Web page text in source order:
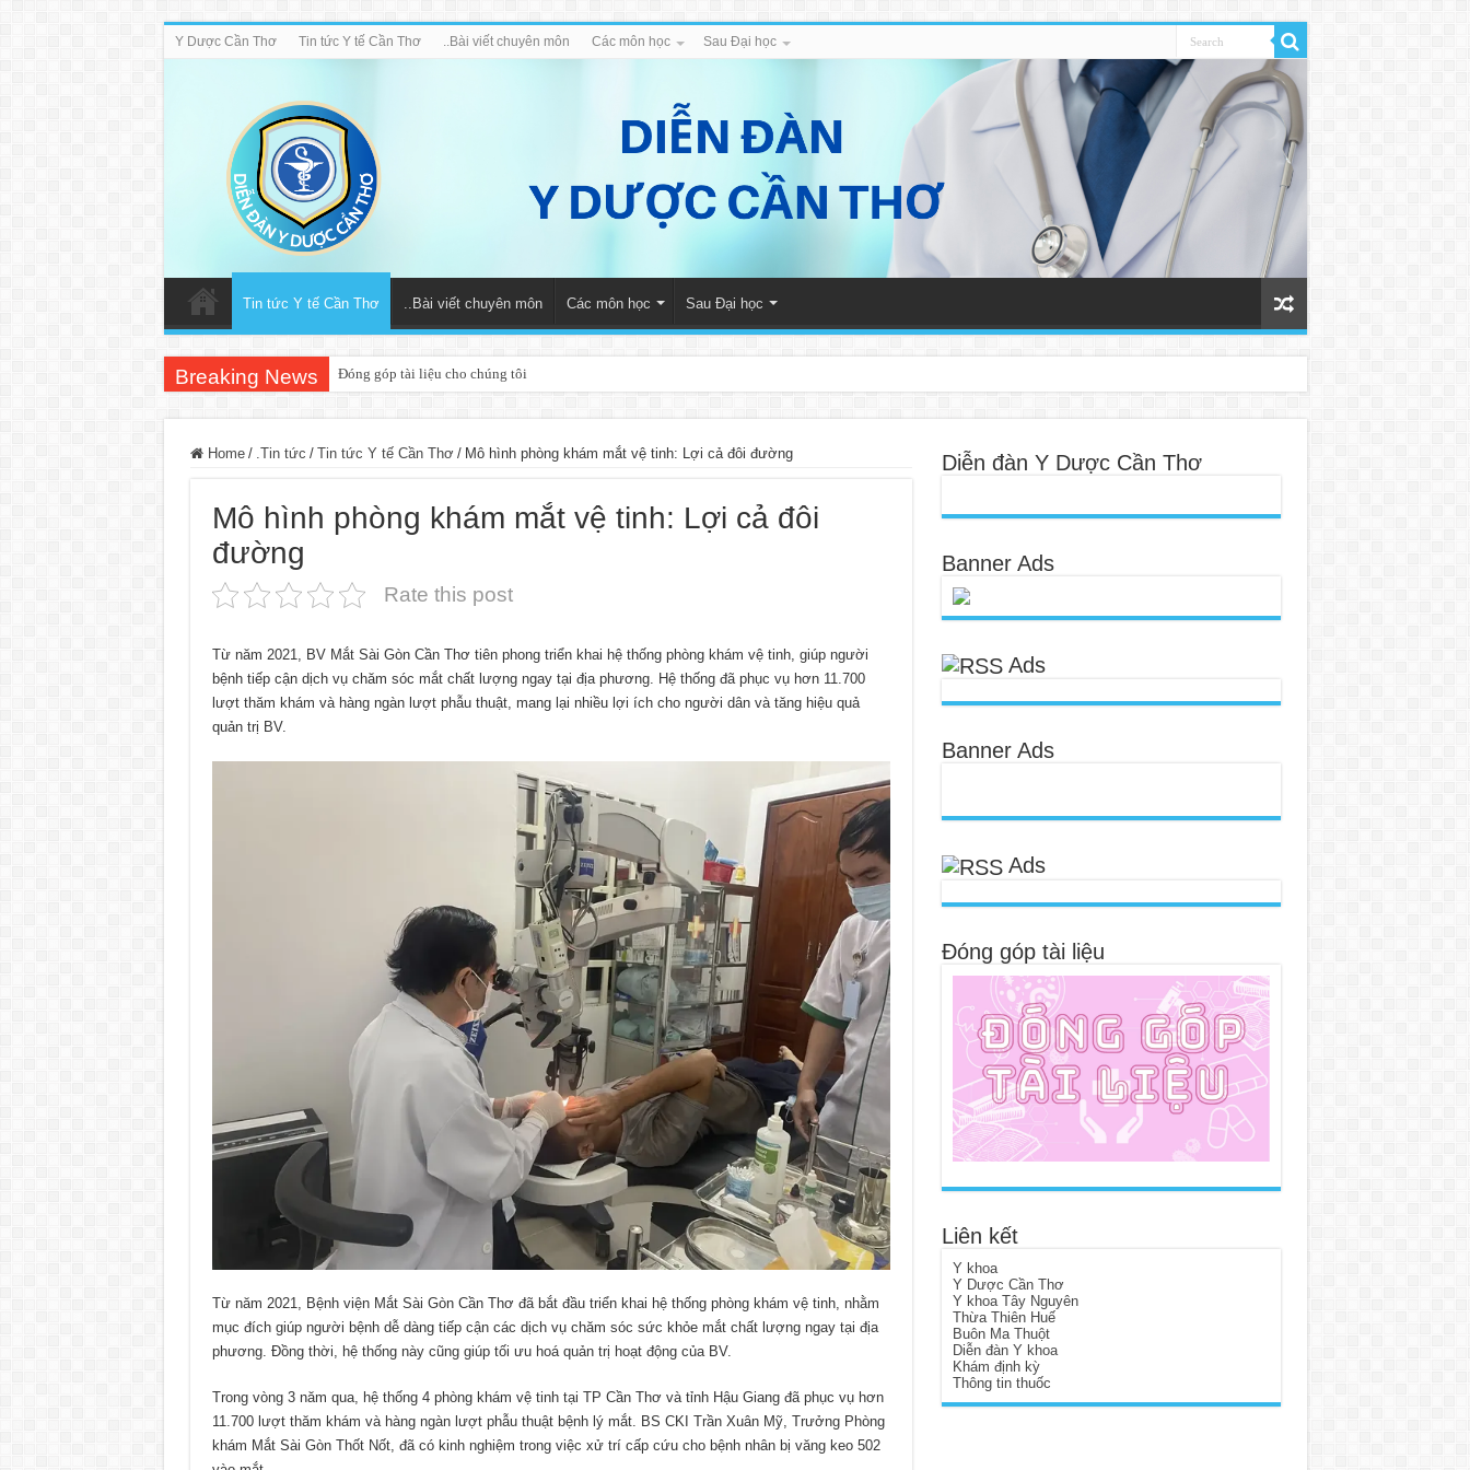
Y Dược Cần Thơ Tin tức Y tế Cần Thơ ..Bài viết chuyên môn Các môn học Sau Đại học
Tin tức Y tế Cần Thơ ..Bài viết chuyên môn Các môn học Sau Đại học
Breaking News Đóng góp tài liệu cho chúng tôi
Home / .Tin tức / Tin tức Y tế Cần Thơ / Mô hình phòng khám mắt vệ tinh: Lợi cả đôi đường
Mô hình phòng khám mắt vệ tinh: Lợi cả đôi
đường
Rate this post
Từ năm 2021, BV Mắt Sài Gòn Cần Thơ tiên phong triển khai hệ thống phòng khám vệ tinh, giúp người
bệnh tiếp cận dịch vụ chăm sóc mắt chất lượng ngay tại địa phương. Hệ thống đã phục vụ hơn 11.700
lượt thăm khám và hàng ngàn lượt phẫu thuật, mang lại nhiều lợi ích cho người dân và tăng hiệu quả
quản trị BV.
Từ năm 2021, Bệnh viện Mắt Sài Gòn Cần Thơ đã bắt đầu triển khai hệ thống phòng khám vệ tinh, nhằm
mục đích giúp người bệnh dễ dàng tiếp cận các dịch vụ chăm sóc sức khỏe mắt chất lượng ngay tại địa
phương. Đồng thời, hệ thống này cũng giúp tối ưu hoá quản trị hoạt động của BV.
Trong vòng 3 năm qua, hệ thống 4 phòng khám vệ tinh tại TP Cần Thơ và tỉnh Hậu Giang đã phục vụ hơn
11.700 lượt thăm khám và hàng ngàn lượt phẫu thuật bệnh lý mắt. BS CKI Trần Xuân Mỹ, Trưởng Phòng
khám Mắt Sài Gòn Thốt Nốt, đã có kinh nghiệm trong việc xử trí cấp cứu cho bệnh nhân bị văng keo 502
Diễn đàn Y Dược Cần Thơ
Banner Ads
Ads
Banner Ads
Ads
Đóng góp tài liệu
Liên kết
Y khoa
Y Dược Cần Thơ
Y khoa Tây Nguyên
Thừa Thiên Huế
Buôn Ma Thuột
Diễn đàn Y khoa
Khám định kỳ
Thông tin thuốc